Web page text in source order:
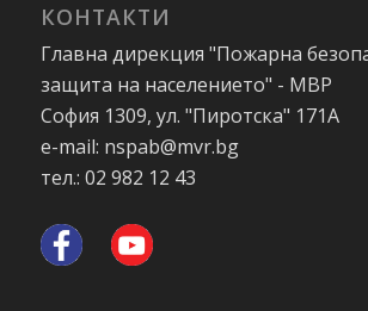
КОНТАКТИ
Главна дирекция "Пожарна
защита на населението" - МВР
София 1309, ул. "Пиротска" 171А
e-mail: nspab@mvr.bg
тел.: 02 982 12 43